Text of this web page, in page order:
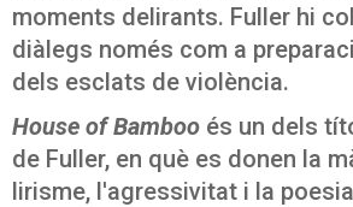
moments delirants. Fuller hi
diàlegs només com a
dels esclats de violència.
House of Bamboo és un dels
de Fuller, en què es donen la
lirisme, l'agressivitat i la